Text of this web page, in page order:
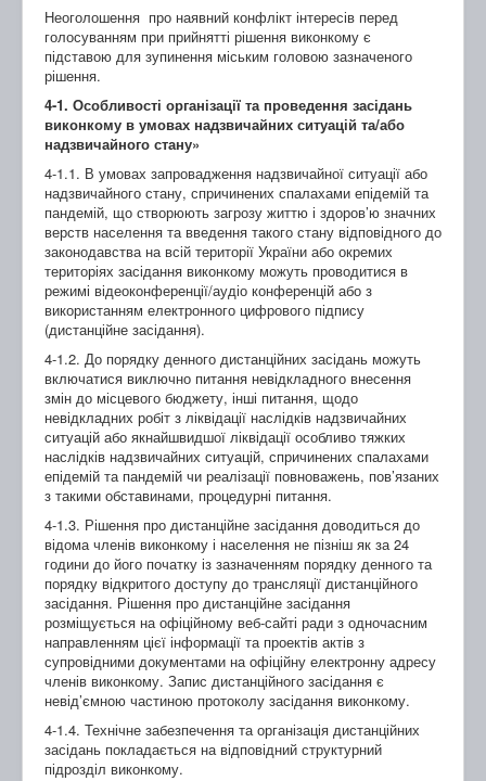
Неоголошення про наявний конфлікт інтересів перед
голосуванням при прийнятті рішення виконкому є
підставою для зупинення міським головою зазначеного
рішення.
4-1. Особливості організації та проведення засідань
виконкому в умовах надзвичайних ситуацій та/або
надзвичайного стану»
4-1.1. В умовах запровадження надзвичайної ситуації або
надзвичайного стану, спричинених спалахами епідемій та
пандемій, що створюють загрозу життю і здоров’ю значних
верств населення та введення такого стану відповідного до
законодавства на всій території України або окремих
територіях засідання виконкому можуть проводитися в
режимі відеоконференції/аудіо конференцій або з
використанням електронного цифрового підпису
(дистанційне засідання).
4-1.2. До порядку денного дистанційних засідань можуть
включатися виключно питання невідкладного внесення
змін до місцевого бюджету, інші питання, щодо
невідкладних робіт з ліквідації наслідків надзвичайних
ситуацій або якнайшвидшої ліквідації особливо тяжких
наслідків надзвичайних ситуацій, спричинених спалахами
епідемій та пандемій чи реалізації повноважень, пов’язаних
з такими обставинами, процедурні питання.
4-1.3. Рішення про дистанційне засідання доводиться до
відома членів виконкому і населення не пізніш як за 24
години до його початку із зазначенням порядку денного та
порядку відкритого доступу до трансляції дистанційного
засідання. Рішення про дистанційне засідання
розміщується на офіційному веб-сайті ради з одночасним
направленням цієї інформації та проектів актів з
супровідними документами на офіційну електронну адресу
членів виконкому. Запис дистанційного засідання є
невід’ємною частиною протоколу засідання виконкому.
4-1.4. Технічне забезпечення та організація дистанційних
засідань покладається на відповідний структурний
підрозділ виконкому.